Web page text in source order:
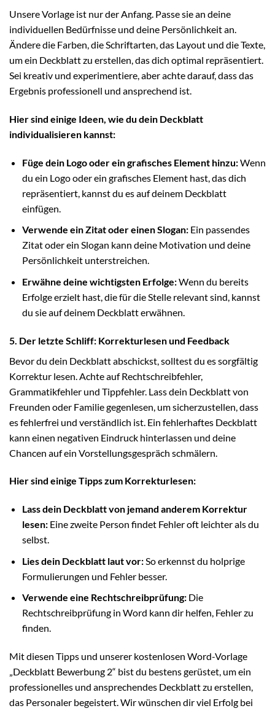
Unsere Vorlage ist nur der Anfang. Passe sie an deine
individuellen Bedürfnisse und deine Persönlichkeit an.
Ändere die Farben, die Schriftarten, das Layout und die Texte,
um ein Deckblatt zu erstellen, das dich optimal repräsentiert.
Sei kreativ und experimentiere, aber achte darauf, dass das
Ergebnis professionell und ansprechend ist.
Hier sind einige Ideen, wie du dein Deckblatt
individualisieren kannst:
Füge dein Logo oder ein grafisches Element hinzu:Wenn
du ein Logo oder ein grafisches Element hast, das dich
repräsentiert, kannst du es auf deinem Deckblatt
einfügen.
Verwende ein Zitat oder einen Slogan:Ein passendes
Zitat oder ein Slogan kann deine Motivation und deine
Persönlichkeit unterstreichen.
Erwähne deine wichtigsten Erfolge:Wenn du bereits
Erfolge erzielt hast, die für die Stelle relevant sind, kannst
du sie auf deinem Deckblatt erwähnen.
5. Der letzte Schliff: Korrekturlesen und Feedback
Bevor du dein Deckblatt abschickst, solltest du es sorgfältig
Korrektur lesen. Achte auf Rechtschreibfehler,
Grammatikfehler und Tippfehler. Lass dein Deckblatt von
Freunden oder Familie gegenlesen, um sicherzustellen, dass
es fehlerfrei und verständlich ist. Ein fehlerhaftes Deckblatt
kann einen negativen Eindruck hinterlassen und deine
Chancen auf ein Vorstellungsgespräch schmälern.
Hier sind einige Tipps zum Korrekturlesen:
Lass dein Deckblatt von jemand anderem Korrektur
lesen:Eine zweite Person findet Fehler oft leichter als du
selbst.
Lies dein Deckblatt laut vor:So erkennst du holprige
Formulierungen und Fehler besser.
Verwende eine Rechtschreibprüfung:Die
Rechtschreibprüfung in Word kann dir helfen, Fehler zu
finden.
Mit diesen Tipps und unserer kostenlosen Word-Vorlage
„Deckblatt Bewerbung 2“ bist du bestens gerüstet, um ein
professionelles und ansprechendes Deckblatt zu erstellen,
das Personaler begeistert. Wir wünschen dir viel Erfolg bei